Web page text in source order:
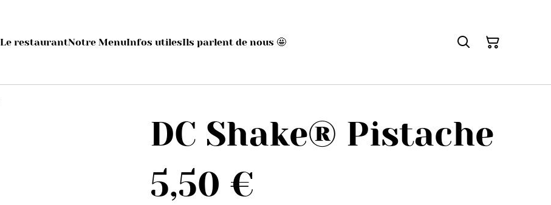
Le restaurantNotre MenuInfos utilesIls parlent de nous 🤩
DC Shake® Pistache
5,50 €